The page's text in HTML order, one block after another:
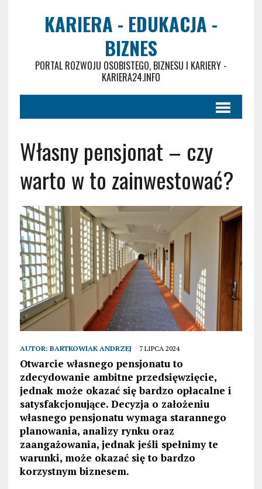
KARIERA - EDUKACJA -
BIZNES
PORTAL ROZWOJU OSOBISTEGO, BIZNESU I KARIERY -
KARIERA24.INFO
Własny pensjonat – czy
warto w to zainwestować?
AUTOR: BARTKOWIAK ANDRZEJ 7 LIPCA 2024
Otwarcie własnego pensjonatu to
zdecydowanie ambitne przedsięwzięcie,
jednak może okazać się bardzo opłacalne i
satysfakcjonujące. Decyzja o założeniu
własnego pensjonatu wymaga starannego
planowania, analizy rynku oraz
zaangażowania, jednak jeśli spełnimy te
warunki, może okazać się to bardzo
korzystnym biznesem.